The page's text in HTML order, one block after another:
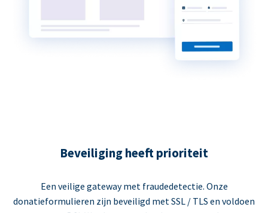
Beveiliging heeft prioriteit
Een veilige gateway met fraudedetectie. Onze
donatieformulieren zijn beveiligd met SSL / TLS en voldoen